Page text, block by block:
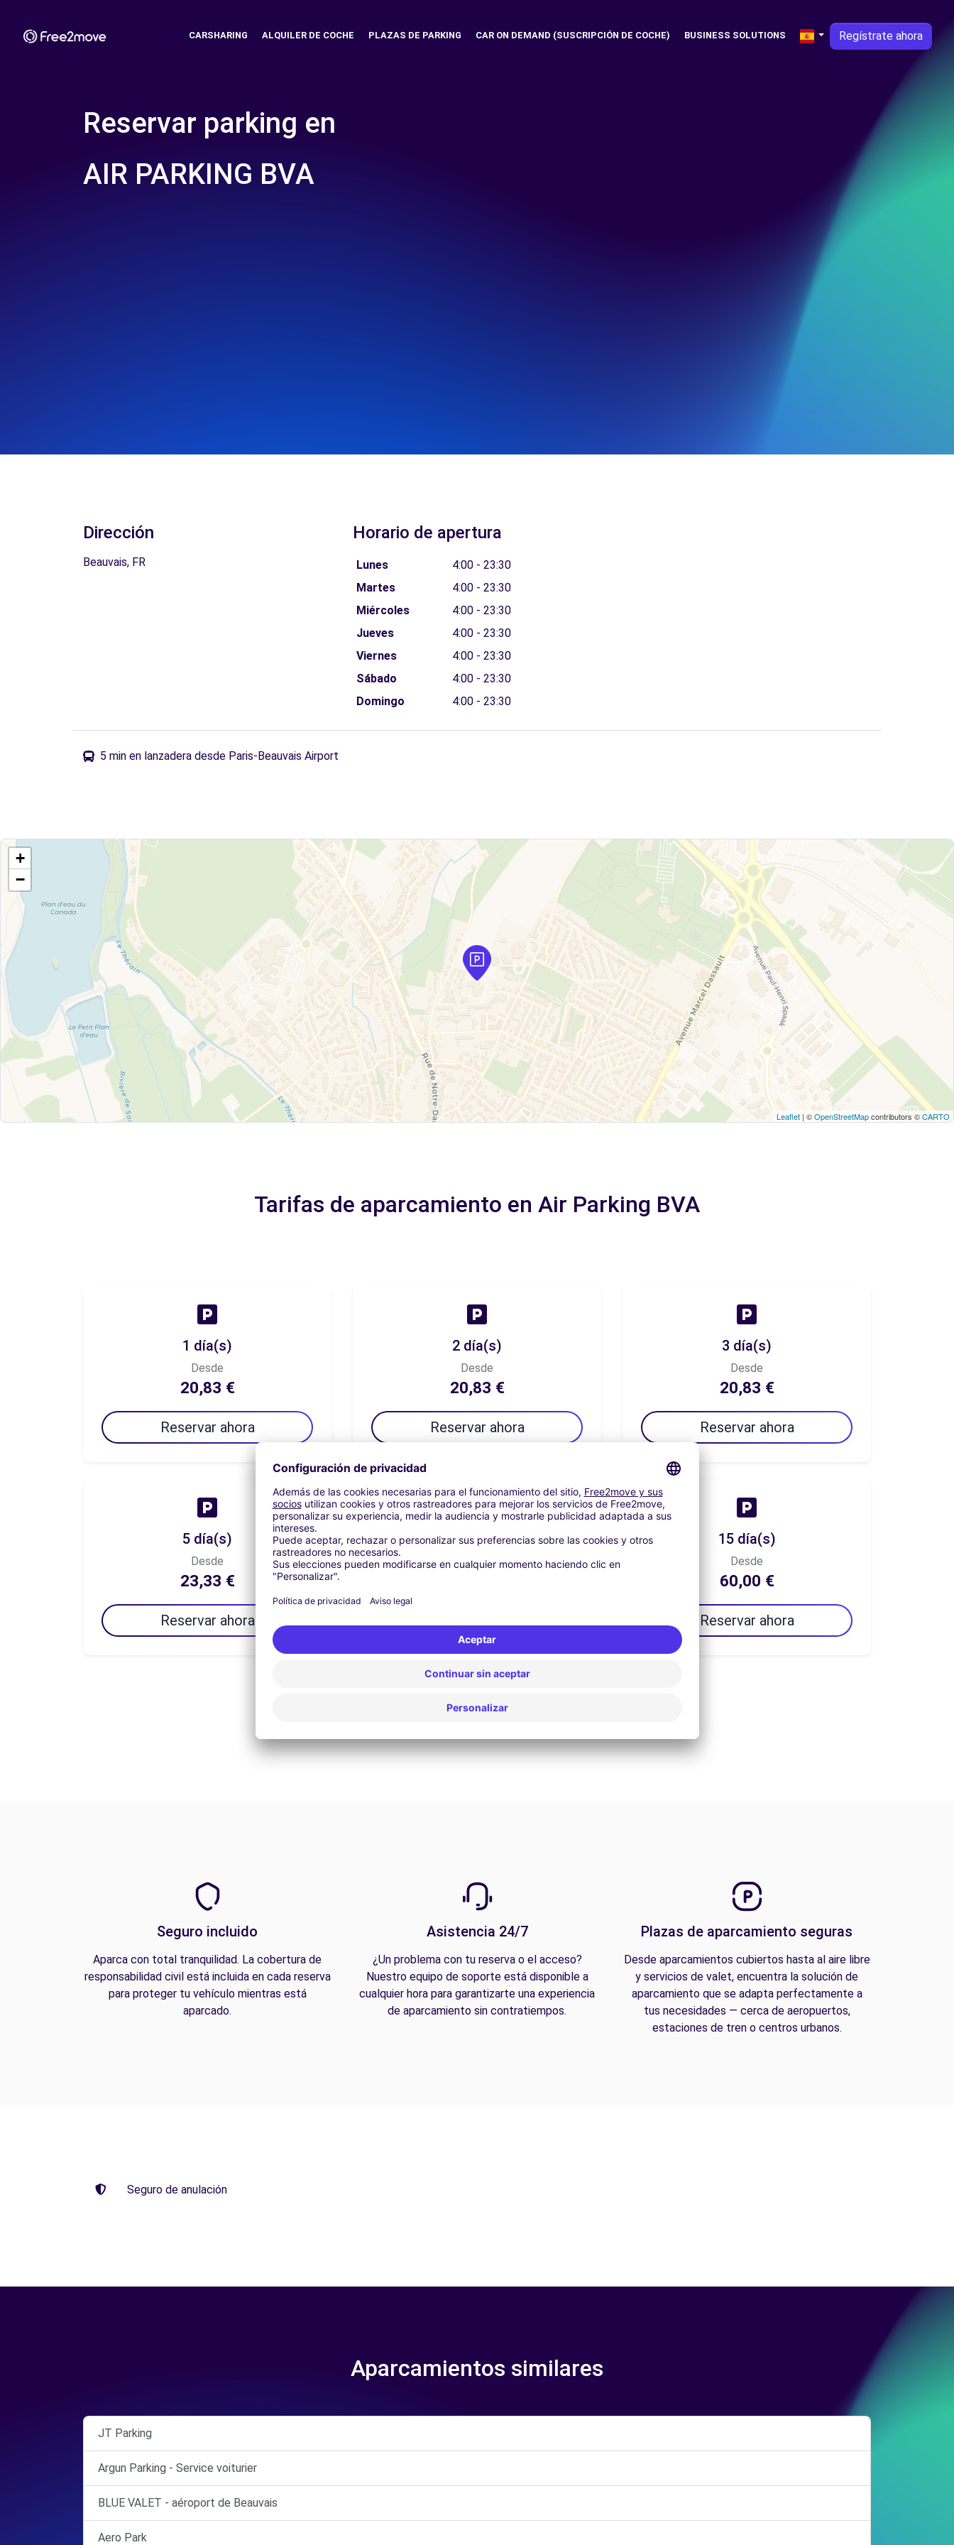
CARSHARING ALQUILER DE COCHE PLAZAS DE PARKING CAR ON DEMAND (SUSCRIPCIÓN DE COCHE) BUSINESS SOLUTIONS Regístrate ahora
Reservar parking en
AIR PARKING BVA
Dirección
Beauvais, FR
Horario de apertura
Lunes
4:00 - 23:30
Martes
4:00 - 23:30
Miércoles
4:00 - 23:30
Jueves
4:00 - 23:30
Viernes
4:00 - 23:30
Sábado
4:00 - 23:30
Domingo
4:00 - 23:30
5 min en lanzadera desde Paris-Beauvais Airport
+
−
Leaflet | ©OpenStreetMapcontributors ©CARTO
Tarifas de aparcamiento en Air Parking BVA
1 día(s)
Desde
20,83 €
Reservar ahora
2 día(s)
Desde
20,83 €
Reservar ahora
3 día(s)
Desde
20,83 €
Reservar ahora
5 día(s)
Desde
23,33 €
Reservar ahora
7 día(s)
Desde
15 día(s)
Desde
60,00 €
Reservar ahora
Seguro incluido
Aparca con total tranquilidad. La cobertura de
responsabilidad civil está incluida en cada reserva
para proteger tu vehículo mientras está
aparcado.
Asistencia 24/7
¿Un problema con tu reserva o el acceso?
Nuestro equipo de soporte está disponible a
cualquier hora para garantizarte una experiencia
de aparcamiento sin contratiempos.
Plazas de aparcamiento seguras
Desde aparcamientos cubiertos hasta al aire libre
y servicios de valet, encuentra la solución de
aparcamiento que se adapta perfectamente a
tus necesidades — cerca de aeropuertos,
estaciones de tren o centros urbanos.
Seguro de anulación
Aparcamientos similares
JT Parking
Argun Parking - Service voiturier
BLUE VALET - aéroport de Beauvais
Aero Park